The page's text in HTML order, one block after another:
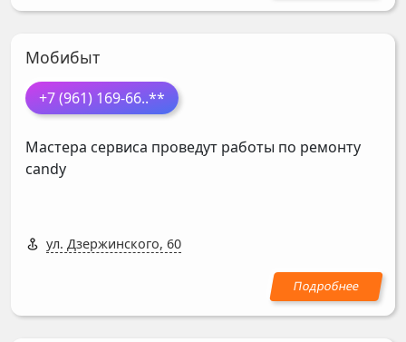
Мобибыт
+7 (961) 169-66..**
Мастера сервиса проведут работы по ремонту
candy
ул. Дзержинского, 60